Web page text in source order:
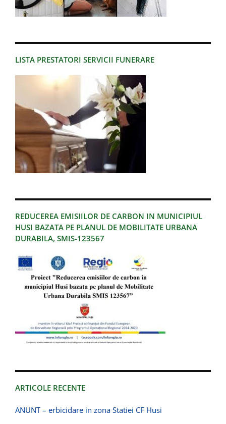
LISTA PRESTATORI SERVICII FUNERARE
REDUCEREA EMISIILOR DE CARBON IN MUNICIPIUL
HUSI BAZATA PE PLANUL DE MOBILITATE URBANA
DURABILA, SMIS-123567
ARTICOLE RECENTE
ANUNT – erbicidare in zona Statiei CF Husi